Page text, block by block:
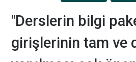
"Derslerin bilgi
girişlerinin tam ve